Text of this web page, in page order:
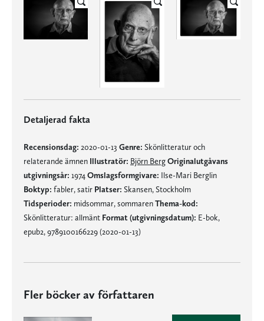
Detaljerad fakta
Recensionsdag: 2020-01-13 Genre: Skönlitteratur och
relaterande ämnen Illustratör: Björn BergOriginalutgåvans
utgivningsår: 1974Omslagsformgivare: Ilse-Mari Berglin
Boktyp: fabler, satir Platser: Skansen, Stockholm
Tidsperioder: midsommar, sommarenThema-kod:
Skönlitteratur: allmänt Format (utgivningsdatum): E-bok,
epub2, 9789100166229 (2020-01-13)
Fler böcker av författaren